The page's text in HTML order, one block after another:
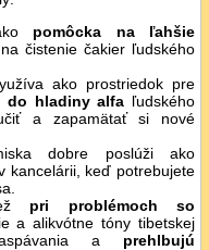
pomôcka na ľahšie
na čistenie čakier ľudského
ako prostriedok pre
do hladiny alfa ľudského
a zapamätať si nové
dobre poslúži ako
kancelárii, keď potrebujete
pri problémoch so
a alikvótne tóny tibetskej
a prehlbujú